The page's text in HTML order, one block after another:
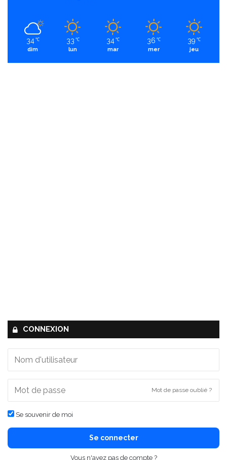
34 ℃
dim
33 ℃
lun
34 ℃
mar
36 ℃
mer
39 ℃
jeu
CONNEXION
Mot de passe oublié ?
Se souvenir de moi
Se connecter
Vous n'avez pas de compte ?